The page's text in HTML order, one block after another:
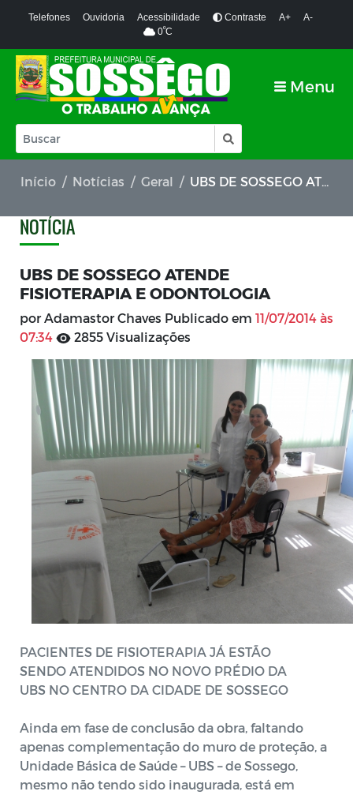
Telefones Ouvidoria Acessibilidade Contraste A+
A-
0ºC
Menu
Início Notícias Geral UBS DE SOSSEGO ATENDE FISIOTERAPIA E ODONTOLOGIA
NOTÍCIA
UBS DE SOSSEGO ATENDE
FISIOTERAPIA E ODONTOLOGIA
por Adamastor Chaves Publicado em 11/07/2014 às
07:34
2855 Visualizações
PACIENTES DE FISIOTERAPIA JÁ ESTÃO
SENDO ATENDIDOS NO NOVO PRÉDIO DA
UBS NO CENTRO DA CIDADE DE SOSSEGO
Ainda em fase de conclusão da obra, faltando
apenas complementação do muro de proteção, a
Unidade Básica de Saúde – UBS – de Sossego,
mesmo não tendo sido inaugurada, está em